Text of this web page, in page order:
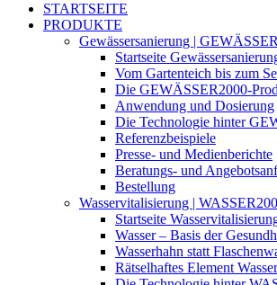
STARTSEITE
PRODUKTE
Gewässersanierung |
Startseite
Vom Gartenteich bis zum
Die GEWÄSSER2000-
Anwendung und Dosierung
Die Technologie hinter
Referenzbeispiele
Presse- und Medienberichte
Beratungs- und
Bestellung
Wasservitalisierung |
Startseite
Wasser – Basis der
Wasserhahn statt
Rätselhaftes Element Wasser